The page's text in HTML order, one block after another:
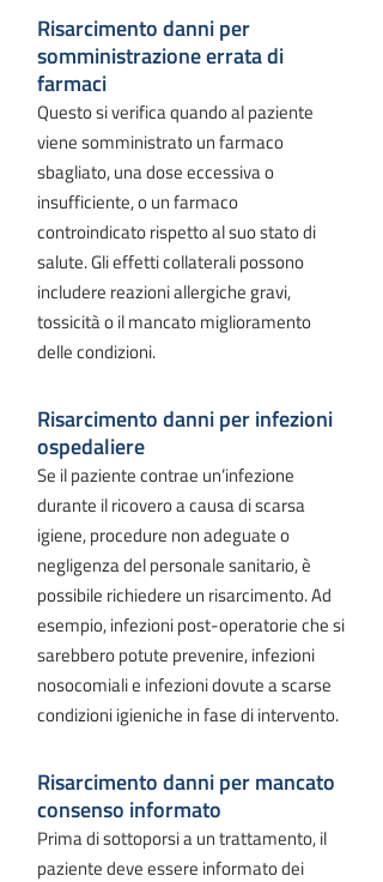
Risarcimento danni per
somministrazione errata di
farmaci
Questo si verifica quando al paziente
viene somministrato un farmaco
sbagliato, una dose eccessiva o
insufficiente, o un farmaco
controindicato rispetto al suo stato di
salute. Gli effetti collaterali possono
includere reazioni allergiche gravi,
tossicità o il mancato miglioramento
delle condizioni.
Risarcimento danni per infezioni
ospedaliere
Se il paziente contrae un’infezione
durante il ricovero a causa di scarsa
igiene, procedure non adeguate o
negligenza del personale sanitario, è
possibile richiedere un risarcimento. Ad
esempio, infezioni post-operatorie che si
sarebbero potute prevenire, infezioni
nosocomiali e infezioni dovute a scarse
condizioni igieniche in fase di intervento.
Risarcimento danni per mancato
consenso informato
Prima di sottoporsi a un trattamento, il
paziente deve essere informato dei